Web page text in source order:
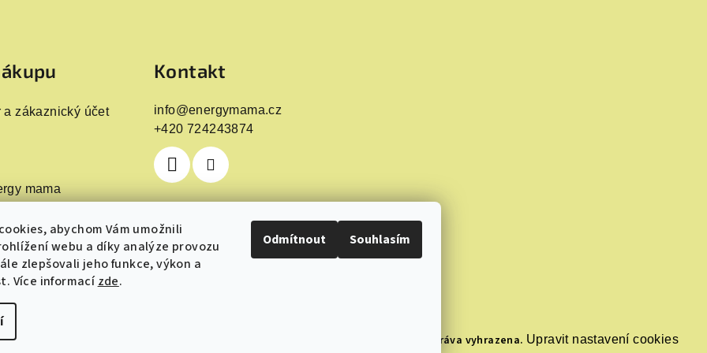
abychom Vám umožnili
webu a díky analýze provozu
zlepšovali jeho funkce, výkon a
Více informacízde.
Odmítnout Souhlasím
a zákaznický účet
mama
Kontakt
info@energymama.cz
+420 724243874
. Všechna práva vyhrazena. Upravit nastavení cookies